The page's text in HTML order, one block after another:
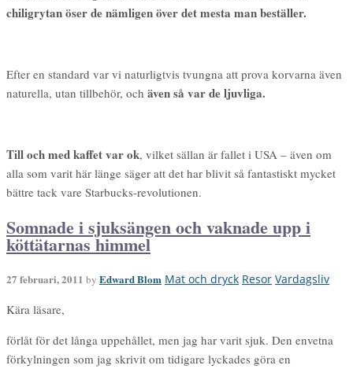
chiligrytan öser de nämligen över det mesta man beställer.
Efter en standard var vi naturligtvis tvungna att prova korvarna även
naturella, utan tillbehör, och även så var de ljuvliga.
Till och med kaffet var ok, vilket sällan är fallet i USA – även om
alla som varit här länge säger att det har blivit så fantastiskt mycket
bättre tack vare Starbucks-revolutionen.
Somnade i sjuksängen och vaknade upp i
köttätarnas himmel
27 februari, 2011 by Edward Blom Mat och dryck Resor Vardagsliv
Kära läsare,
förlåt för det långa uppehållet, men jag har varit sjuk. Den envetna
förkylningen som jag skrivit om tidigare lyckades göra en